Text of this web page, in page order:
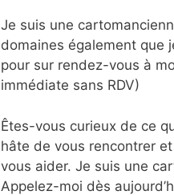
Je suis une
domaines également que
pour sur rendez-vous à
immédiate sans RDV)
Êtes-vous curieux de ce
hâte de vous rencontrer
vous aider. Je suis une
Appelez-moi dès